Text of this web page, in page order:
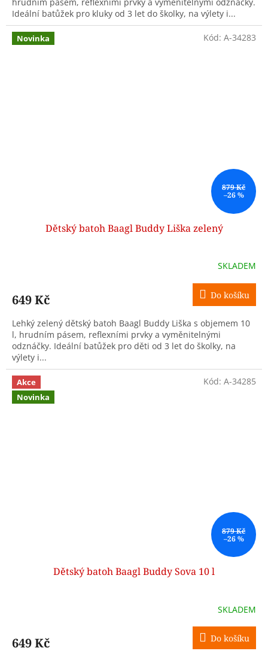
Ideální batůžek pro kluky od 3 let do školky, na výlety i...
Novinka
879 Kč
–26 %
Dětský batoh Baagl Buddy Liška zelený
SKLADEM
649 Kč Do košíku
Lehký zelený dětský batoh Baagl Buddy Liška s objemem 10
l, hrudním pásem, reflexními prvky a vyměnitelnými
odznáčky. Ideální batůžek pro děti od 3 let do školky, na
výlety i...
Kód: A-34283
Akce
Novinka
879 Kč
–26 %
Dětský batoh Baagl Buddy Sova 10 l
SKLADEM
649 Kč Do košíku
Kód: A-34285